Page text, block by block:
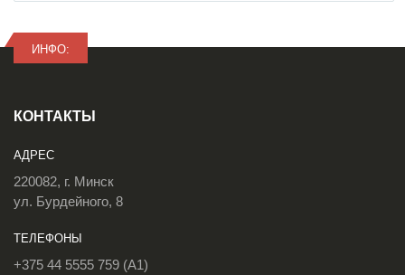
ИНФО:
КОНТАКТЫ
АДРЕС
220082, г. Минск
ул. Бурдейного, 8
ТЕЛЕФОНЫ
+375 44 5555 759 (A1)